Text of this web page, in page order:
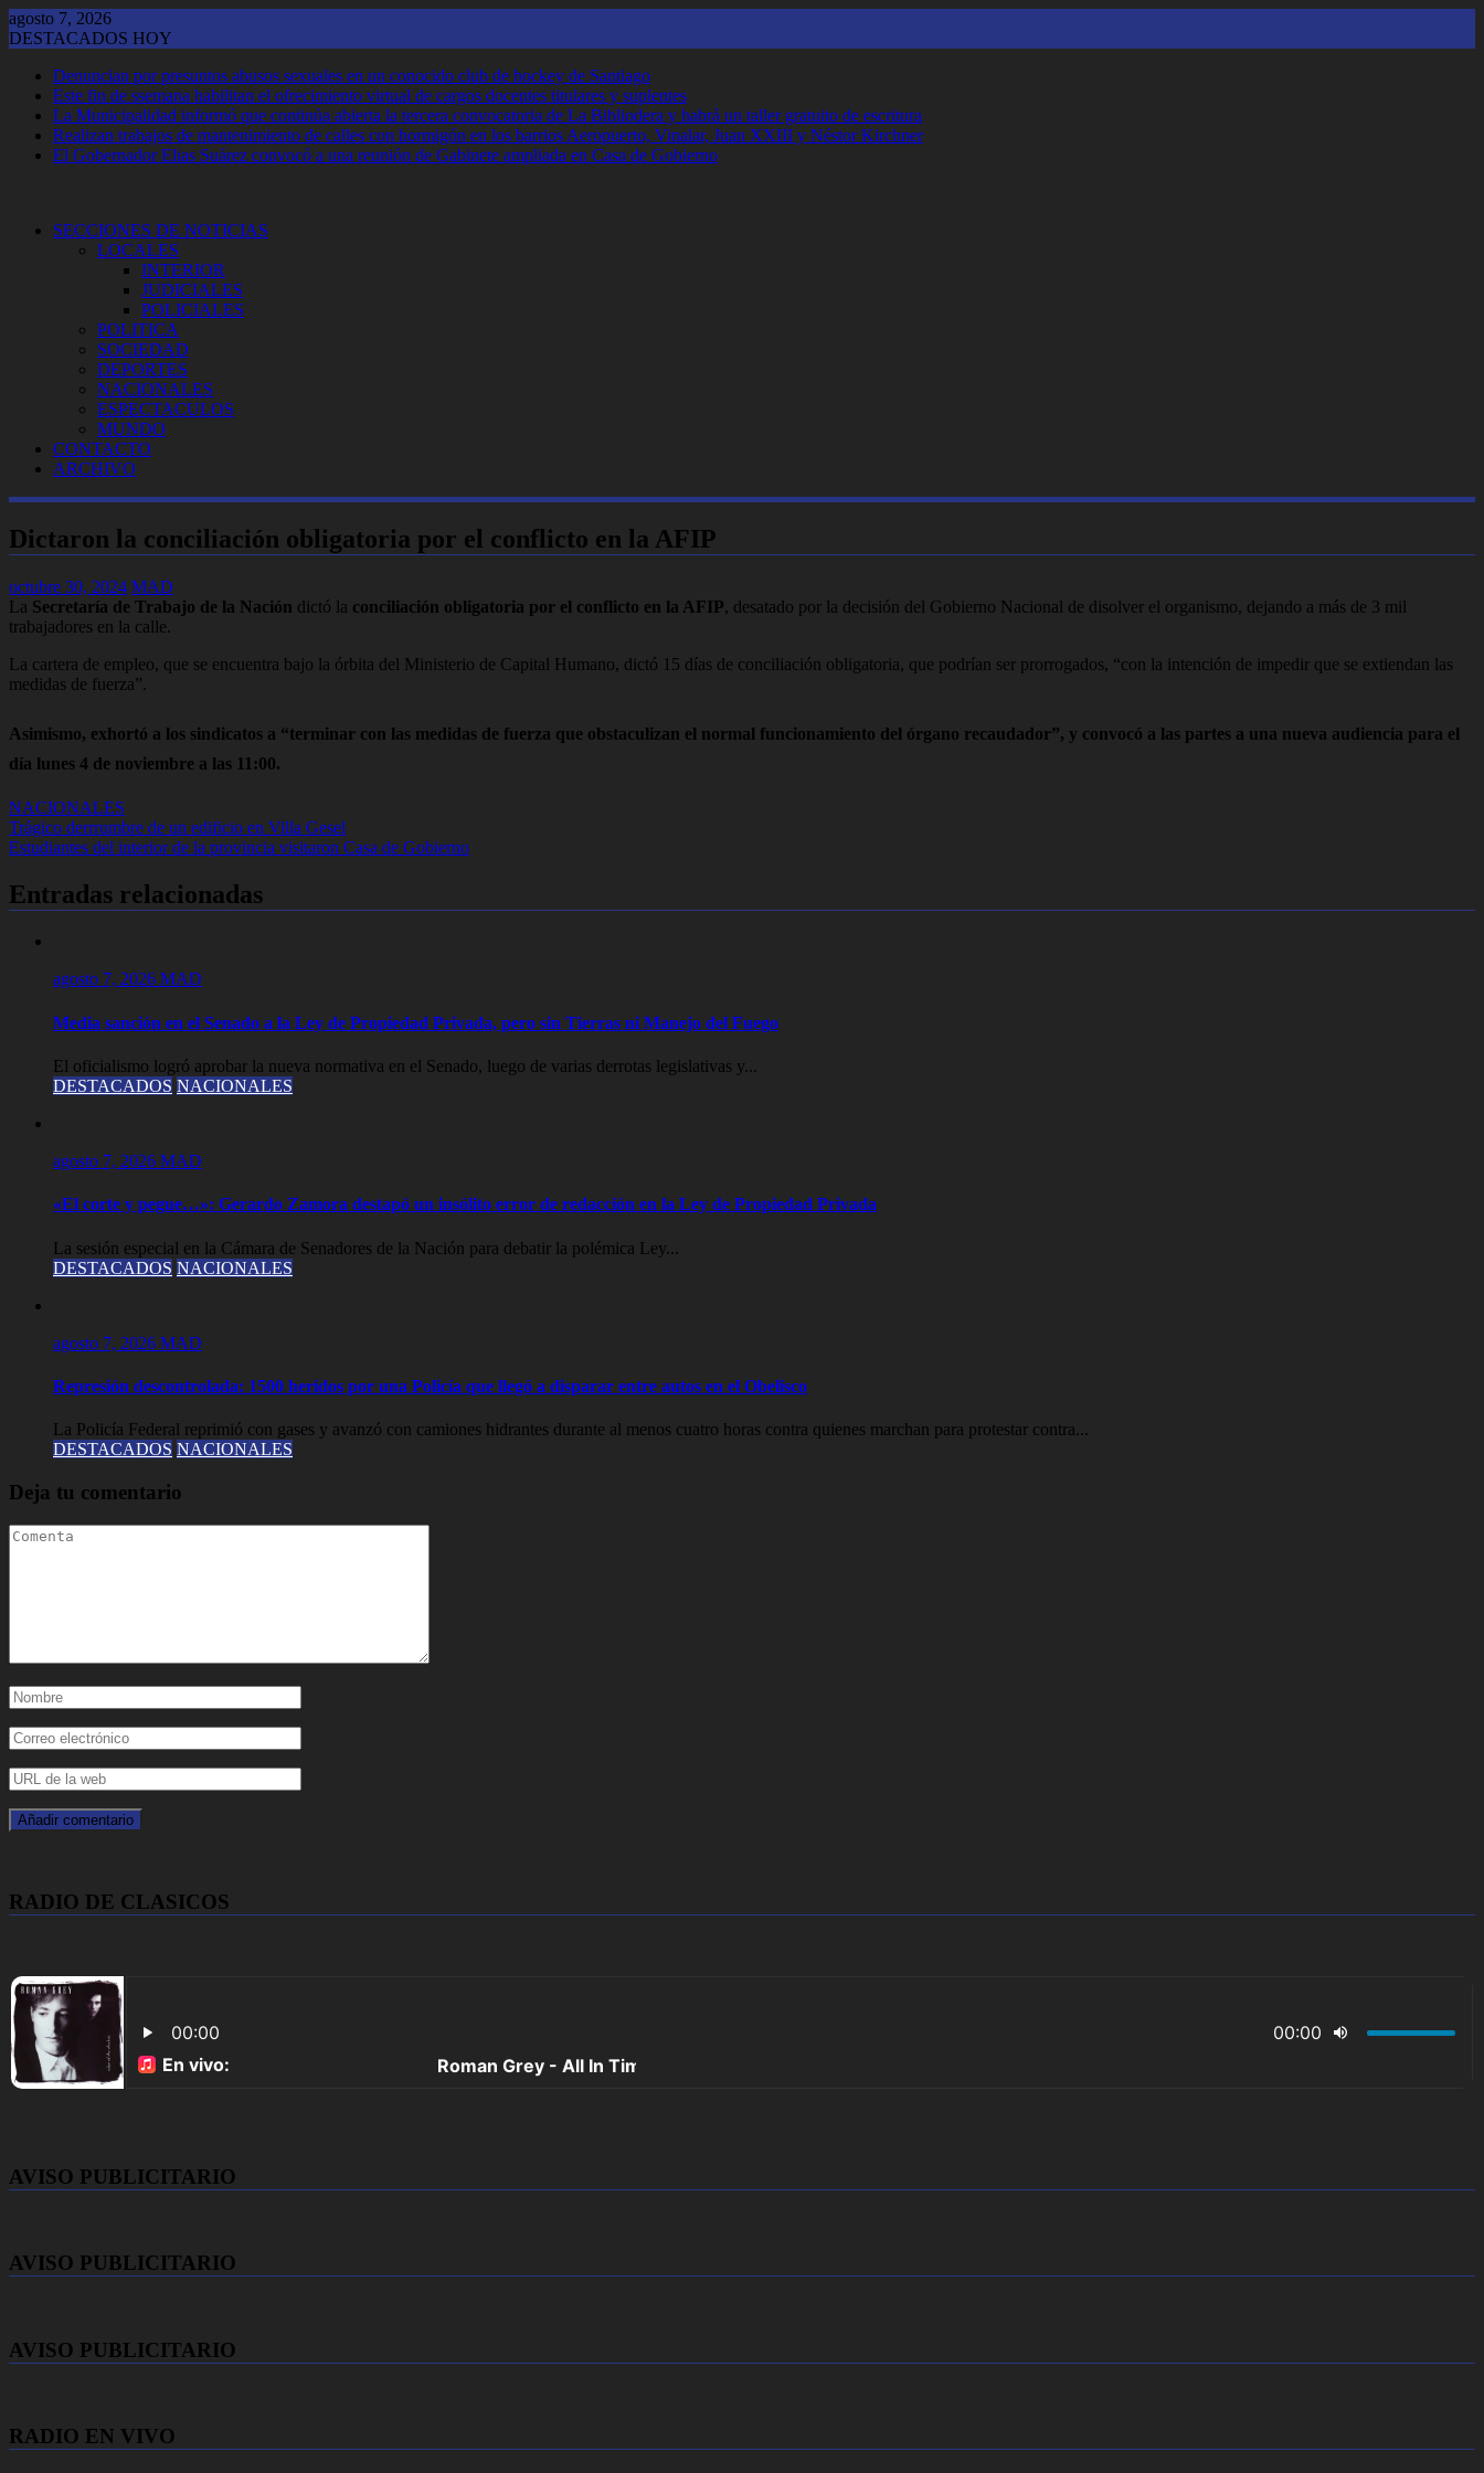
Saltar
al
agosto 7, 2026
DESTACADOS HOY
Denuncian por presuntos abusos sexuales en un conocido club de hockey de Santiago
Este fin de ssemana habilitan el ofrecimiento virtual de cargos docentes titulares y suplentes
La Municipalidad informó que continúa abierta la tercera convocatoria de La Bibliodera y habrá un taller gratuito de escritura
Realizan trabajos de mantenimiento de calles con hormigón en los barrios Aeropuerto, Vinalar, Juan XXIII y Néstor Kirchner
El Gobernador Elias Suárez convocó a una reunión de Gabinete ampliada en Casa de Gobierno
SECCIONES DE NOTICIAS
LOCALES
INTERIOR
JUDICIALES
POLICIALES
POLITICA
SOCIEDAD
DEPORTES
NACIONALES
ESPECTACULOS
MUNDO
CONTACTO
ARCHIVO
Dictaron la conciliación obligatoria por el conflicto en la AFIP
octubre 30, 2024 MAD
La Secretaría de Trabajo de la Nación dictó la conciliación obligatoria por el conflicto en la AFIP, desatado por la decisión del Gobierno Nacional de disolver el organismo, dejando a más de 3 mil
trabajadores en la calle.
La cartera de empleo, que se encuentra bajo la órbita del Ministerio de Capital Humano, dictó 15 días de conciliación obligatoria, que podrían ser prorrogados, “con la intención de impedir que se extiendan las
medidas de fuerza”.
Asimismo, exhortó a los sindicatos a “terminar con las medidas de fuerza que obstaculizan el normal funcionamiento del órgano recaudador”, y convocó a las partes a una nueva audiencia para el
día lunes 4 de noviembre a las 11:00.
NACIONALES
Navegación
de
entradas
Trágico derrrumbre de un edificio en Villa Gesel
Estudiantes del interior de la provincia visitaron Casa de Gobierno
Entradas relacionadas
agosto 7, 2026 MAD
Media sanción en el Senado a la Ley de Propiedad Privada, pero sin Tierras ni Manejo del Fuego
El oficialismo logró aprobar la nueva normativa en el Senado, luego de varias derrotas legislativas y...
DESTACADOS NACIONALES
agosto 7, 2026 MAD
«El corte y pegue…»: Gerardo Zamora destapó un insólito error de redacción en la Ley de Propiedad Privada
La sesión especial en la Cámara de Senadores de la Nación para debatir la polémica Ley...
DESTACADOS NACIONALES
agosto 7, 2026 MAD
Represión descontrolada: 1500 heridos por una Policía que llegó a disparar entre autos en el Obelisco
La Policía Federal reprimió con gases y avanzó con camiones hidrantes durante al menos cuatro horas contra quienes marchan para protestar contra...
DESTACADOS NACIONALES
Deja tu comentario
RADIO DE CLASICOS
AVISO PUBLICITARIO
AVISO PUBLICITARIO
AVISO PUBLICITARIO
RADIO EN VIVO